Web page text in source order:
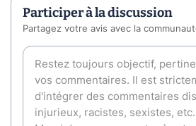
Participer à la discussion
Partagez votre avis avec la